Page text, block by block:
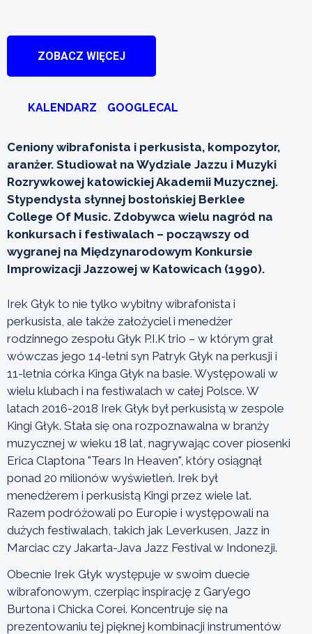
ZOBACZ WIĘCEJ
KALENDARZ GOOGLECAL
Ceniony wibrafonista i perkusista, kompozytor,
aranżer. Studiował na Wydziale Jazzu i Muzyki
Rozrywkowej katowickiej Akademii Muzycznej.
Stypendysta słynnej bostońskiej Berklee
College Of Music. Zdobywca wielu nagród na
konkursach i festiwalach – począwszy od
wygranej na Międzynarodowym Konkursie
Improwizacji Jazzowej w Katowicach (1990).
Irek Głyk to nie tylko wybitny wibrafonista i
perkusista, ale także założyciel i menedżer
rodzinnego zespołu Głyk P.I.K trio – w którym grał
wówczas jego 14-letni syn Patryk Głyk na perkusji i
11-letnia córka Kinga Głyk na basie. Występowali w
wielu klubach i na festiwalach w całej Polsce. W
latach 2016-2018 Irek Głyk był perkusistą w zespole
Kingi Głyk. Stała się ona rozpoznawalna w branży
muzycznej w wieku 18 lat, nagrywając cover piosenki
Erica Claptona "Tears In Heaven", który osiągnął
ponad 20 milionów wyświetleń. Irek był
menedżerem i perkusistą Kingi przez wiele lat.
Razem podróżowali po Europie i występowali na
dużych festiwalach, takich jak Leverkusen, Jazz in
Marciac czy Jakarta-Java Jazz Festival w Indonezji.
Obecnie Irek Głyk występuje w swoim duecie
wibrafonowym, czerpiąc inspirację z Gary’ego
Burtona i Chicka Corei. Koncentruje się na
prezentowaniu tej pięknej kombinacji instrumentów